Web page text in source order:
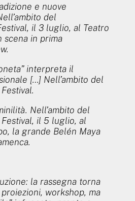
e nuove
del
il 3 luglio, al Teatro
scena in prima
interpreta il
[…] Nell’ambito del
Nell’ambito del
il 5 luglio, al
la grande Belén Maya
la rassegna torna
workshop, ma